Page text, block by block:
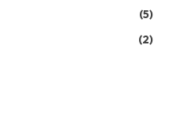
(5)
(2)